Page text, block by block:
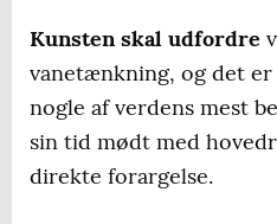
Kunsten skal udfordre
vanetænkning, og det
nogle af verdens mest
sin tid mødt med
direkte forargelse.